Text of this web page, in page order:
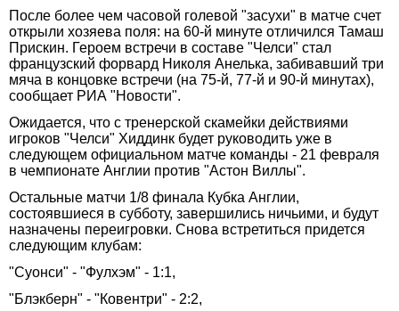
После более чем часовой голевой "засухи" в матче счет
открыли хозяева поля: на 60-й минуте отличился Тамаш
Прискин. Героем встречи в составе "Челси" стал
французский форвард Николя Анелька, забивавший три
мяча в концовке встречи (на 75-й, 77-й и 90-й минутах),
сообщает РИА "Новости".
Ожидается, что с тренерской скамейки действиями
игроков "Челси" Хиддинк будет руководить уже в
следующем официальном матче команды - 21 февраля
в чемпионате Англии против "Астон Виллы".
Остальные матчи 1/8 финала Кубка Англии,
состоявшиеся в субботу, завершились ничьими, и будут
назначены переигровки. Снова встретиться придется
следующим клубам:
"Суонси" - "Фулхэм" - 1:1,
"Блэкберн" - "Ковентри" - 2:2,